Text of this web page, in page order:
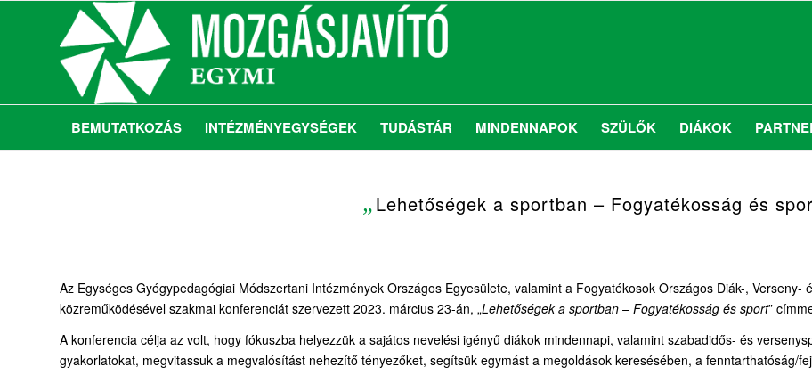
BEMUTATKOZÁS INTÉZMÉNYEGYSÉGEK TUDÁSTÁR MINDENNAPOK SZÜLŐK DIÁKOK
„Lehetőségek a sportban – Fogyatékosság és
Az Egységes Gyógypedagógiai Módszertani Intézmények Országos Egyesülete, valamint a Fogyatékosok Országos Diák-, Verseny-
közreműködésével szakmai konferenciát szervezett 2023. március 23-án, „Lehetőségek a sportban – Fogyatékosság és sport”
A konferencia célja az volt, hogy fókuszba helyezzük a sajátos nevelési igényű diákok mindennapi, valamint szabadidős- és
gyakorlatokat, megvitassuk a megvalósítást nehezítő tényezőket, segítsük egymást a megoldások keresésében, a fenntarthatóság/